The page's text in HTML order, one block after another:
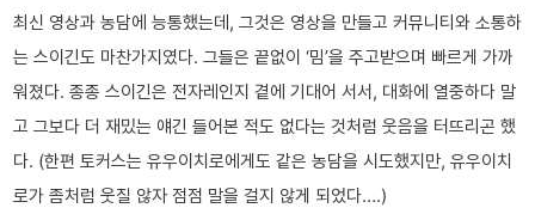
최신 영상과 농담에 능통했는데, 그것은 영상을 만들고 커뮤니티와 소통하
는 스이긴도 마찬가지였다. 그들은 끝없이 ‘밈’을 주고받으며 빠르게 가까
워졌다. 종종 스이긴은 전자레인지 곁에 기대어 서서, 대화에 열중하다 말
고 그보다 더 재밌는 얘긴 들어본 적도 없다는 것처럼 웃음을 터뜨리곤 했
다. (한편 토커스는 유우이치로에게도 같은 농담을 시도했지만, 유우이치
로가 좀처럼 웃질 않자 점점 말을 걸지 않게 되었다….)